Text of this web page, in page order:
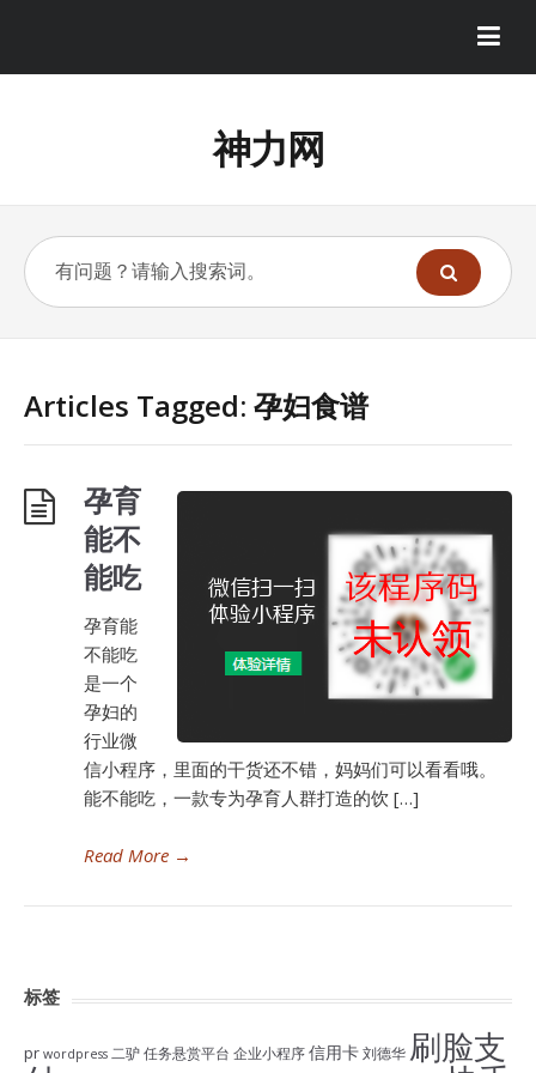
神力网
Articles Tagged: 孕妇食谱
孕育
能不
能吃
孕育能
不能吃
是一个
孕妇的
行业微
信小程序，里面的干货还不错，妈妈们可以看看哦。
能不能吃，一款专为孕育人群打造的饮 […]
Read More →
标签
pr wordpress 二驴任务悬赏平台 企业小程序信用卡刘德华 刷脸支